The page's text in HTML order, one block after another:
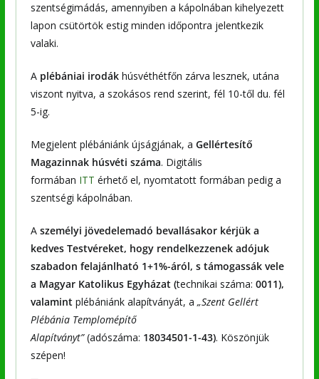
szentségimádás, amennyiben a kápolnában kihelyezett
lapon csütörtök estig minden időpontra jelentkezik
valaki.
A plébániai irodákhúsvéthétfőn zárva lesznek, utána
viszont nyitva, a szokásos rend szerint, fél 10-től du. fél
5-ig.
Megjelent plébániánk újságjának, a Gellértesítő
Magazinnak húsvéti száma. Digitális
formában ITT érhető el, nyomtatott formában pedig a
szentségi kápolnában.
A személyi jövedelemadó bevallásakor kérjük a
kedves Testvéreket, hogy rendelkezzenek adójuk
szabadon felajánlható 1+1%-áról, s támogassák vele
a Magyar Katolikus Egyházat (technikai száma: 0011),
valamint plébániánk alapítványát, a „Szent Gellért
Plébánia Templomépítő
Alapítványt”(adószáma: 18034501-1-43). Köszönjük
szépen!